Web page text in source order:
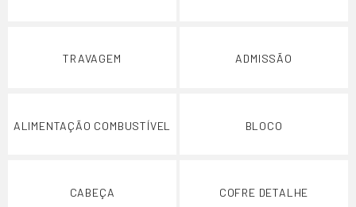
TRAVAGEM ADMISSÃO
ALIMENTAÇÃO COMBUSTÍVEL BLOCO
CABEÇA COFRE DETALHE